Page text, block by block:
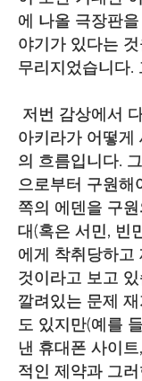
에 나올 극장판
야기가 있다는
무리지었습니다.
저번 감상에서
아키라가 어떻게
의 흐름입니다.
으로부터 구원해
쪽의 에덴을 구
대(혹은 서민, 빈
에게 착취당하고
것이라고 보고
깔려있는 문제
도 있지만(예를
낸 휴대폰 사이
적인 제약과 그